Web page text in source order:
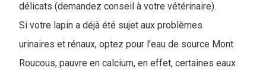
délicats (demandez conseil à votre vétérinaire).
Si votre lapin a déjà été sujet aux problèmes
urinaires et rénaux, optez pour l'eau de source Mont
Roucous, pauvre en calcium, en effet, certaines eaux